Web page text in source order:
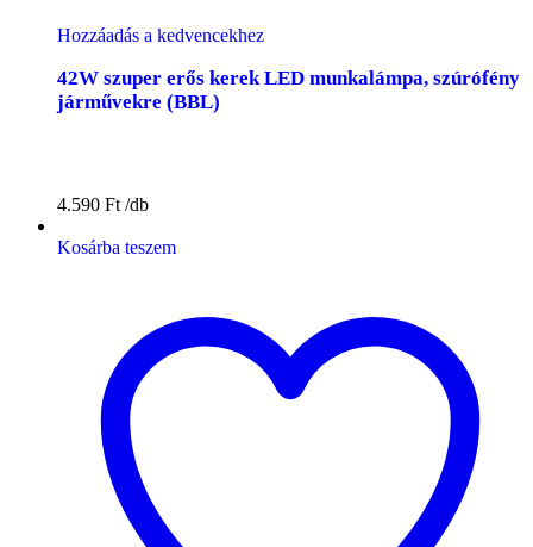
Hozzáadás a kedvencekhez
42W szuper erős kerek LED munkalámpa, szúrófény
járművekre (BBL)
4.590 Ft
Kosárba teszem